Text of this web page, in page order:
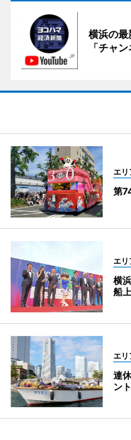
横浜の最
「チャ
エリ
第
エリ
横
船
エリ
連
ン